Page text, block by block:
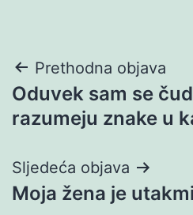
Navigacija
objava
Prethodna objava
Oduvek sam se
razumeju znake u
Sljedeća objava
Moja žena je